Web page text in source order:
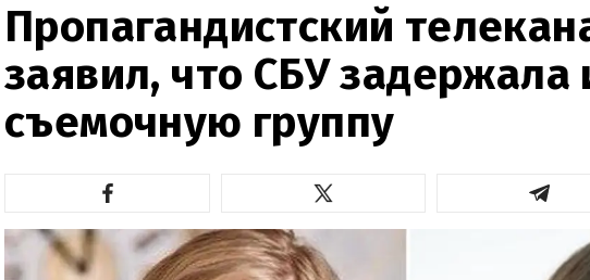
Пропагандистский
заявил, что СБУ задержала
съемочную группу